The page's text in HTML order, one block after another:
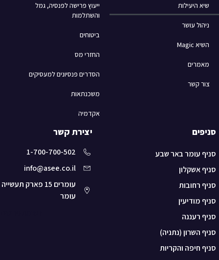
שיא היעילות
ניהול עושר
השיא Magic
מאמרים
צור קשר
ייעוץ פרישה לפנסיה, גמל
והשתלמות
ביטוחים
החזרי מס
הסדרים פנסיונים למעסיקים
משכנתאות
אקדמיה
סניפים
סניף עומר באר שבע
סניף אשקלון
סניף רחובות
סניף מודיעין
סניף רעננה
סניף השרון (נתניה)
סניף חיפה והקריות
יצירת קשר
1-700-700-502
info@asee.co.il
עומרים 15 פארק תעשייה
עומר